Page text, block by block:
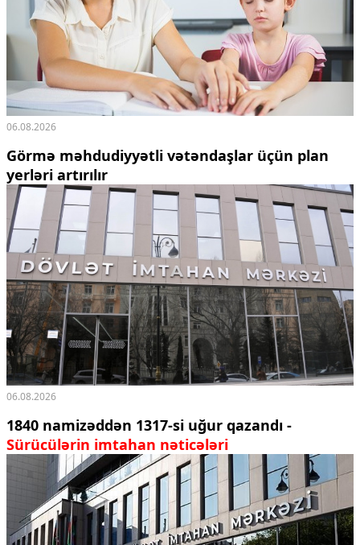
06.08.2026
Görmə məhdudiyyətli vətəndaşlar üçün plan
yerləri artırılır
06.08.2026
1840 namizəddən 1317-si uğur qazandı -
Sürücülərin imtahan nəticələri